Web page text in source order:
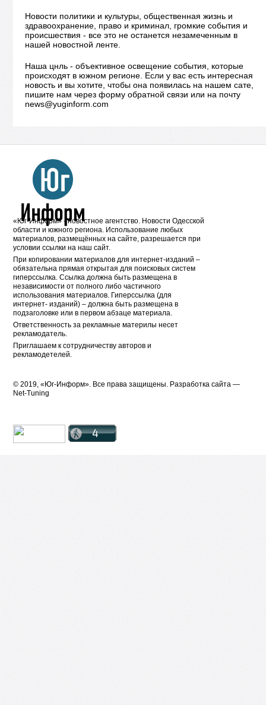
Новости политики и культуры, общественная жизнь и
здравоохранение, право и криминал, громкие события и
происшествия - все это не останется незамеченным в
нашей новостной ленте.
Наша цнль - объективное освещение события, которые
происходят в южном регионе. Если у вас есть интересная
новость и вы хотите, чтобы она появилась на нашем сате,
пишите нам через форму обратной связи или на почту
news@yuginform.com
«Юг-Информ» - новостное агентство. Новости Одесской
области и южного региона. Использование любых
материалов, размещённых на сайте, разрешается при
условии ссылки на наш сайт.
При копировании материалов для интернет-изданий –
обязательна прямая открытая для поисковых систем
гиперссылка. Ссылка должна быть размещена в
независимости от полного либо частичного
использования материалов. Гиперссылка (для
интернет- изданий) – должна быть размещена в
подзаголовке или в первом абзаце материала.
Ответственность за рекламные материлы несет
рекламодатель.
Приглашаем к сотрудничеству авторов и
рекламодетелей.
© 2019, «Юг-Информ». Все права защищены. Разработка cайта —
Net-Tuning